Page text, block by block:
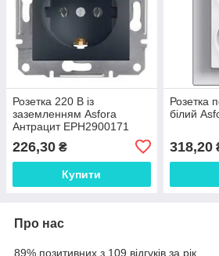
Розетка 220 В із
заземленням Asfora
Антрацит EPH2900171
226,30 ₴
Купити
Розетка
білий
318,20
Про нас
89% позитивних з 109 відгуків за рік